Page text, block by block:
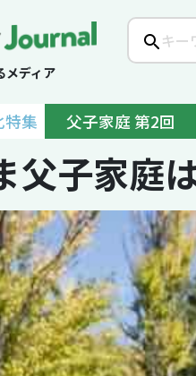
メディア
特集 父子家庭 第2回
父子家庭